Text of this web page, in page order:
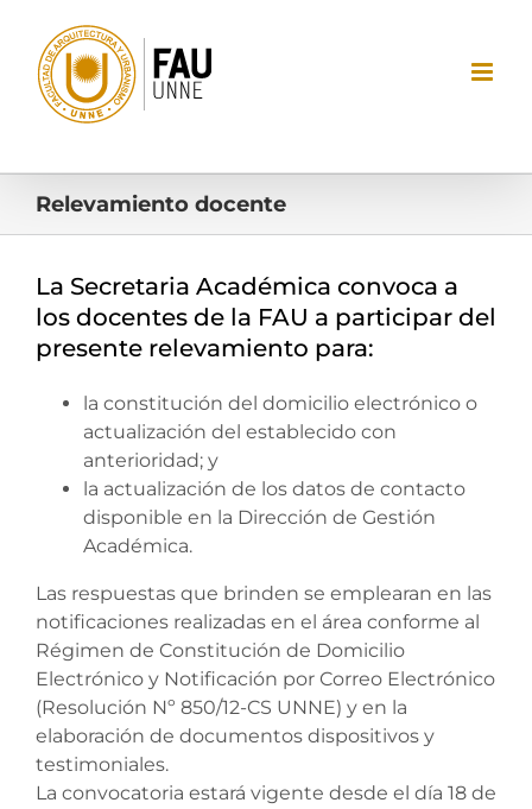
contenido
Relevamiento docente
La Secretaria Académica convoca a
los docentes de la FAU a participar del
presente relevamiento para:
la constitución del domicilio electrónico o
actualización del establecido con
anterioridad; y
la actualización de los datos de contacto
disponible en la Dirección de Gestión
Académica.
Las respuestas que brinden se emplearan en las
notificaciones realizadas en el área conforme al
Régimen de Constitución de Domicilio
Electrónico y Notificación por Correo Electrónico
(Resolución Nº 850/12-CS UNNE) y en la
elaboración de documentos dispositivos y
testimoniales.
La convocatoria estará vigente desde el día 18 de